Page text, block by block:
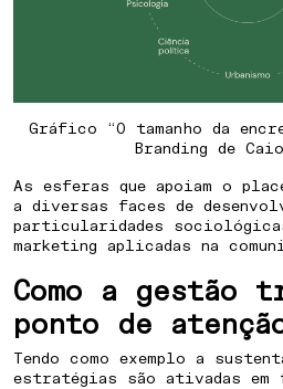
Gráfico “O tamanho da
Branding de
As esferas que apoiam o
a diversas faces de
particularidades
marketing aplicadas na
Como a gestão
ponto de
Tendo como exemplo a
estratégias são ativadas em